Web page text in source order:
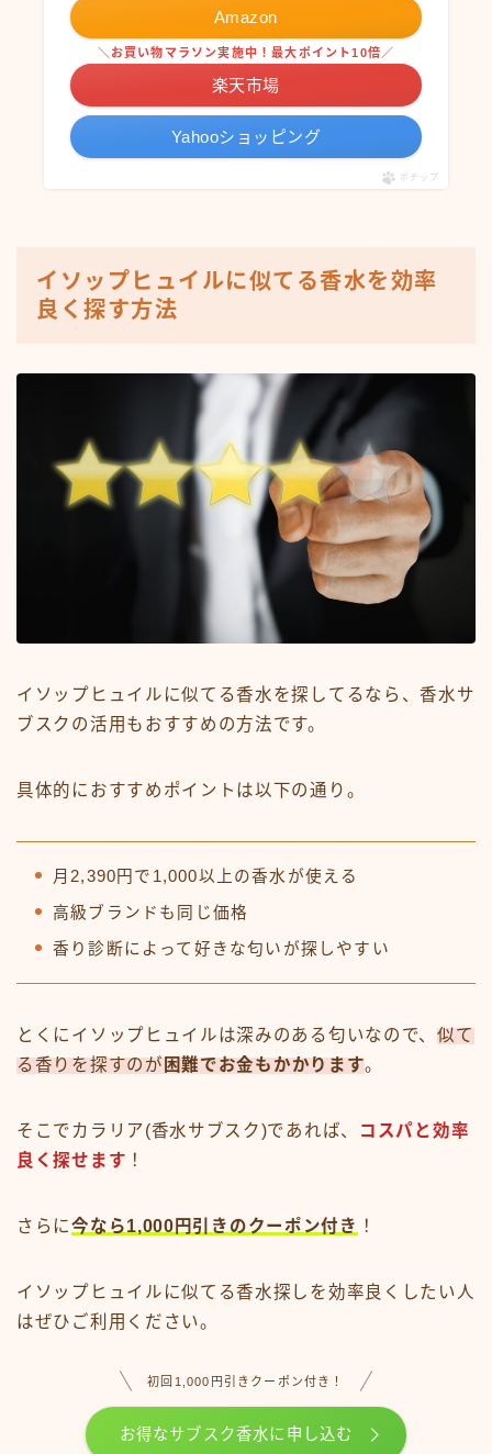
Amazon
＼お買い物マラソン実施中！最大ポイント10倍／
楽天市場
Yahooショッピング
ポチップ
イソップヒュイルに似てる香水を効率
良く探す方法
イソップヒュイルに似てる香水を探してるなら、香水サ
ブスクの活用もおすすめの方法です。
具体的におすすめポイントは以下の通り。
月2,390円で1,000以上の香水が使える
高級ブランドも同じ価格
香り診断によって好きな匂いが探しやすい
とくにイソップヒュイルは深みのある匂いなので、似て
る香りを探すのが 困難でお金もかかります。
そこでカラリア(香水サブスク)であれば、
コスパと効率
良く探せます ！
さらに今なら1,000円引きのクーポン付き ！
イソップヒュイルに似てる香水探しを効率良くしたい人
はぜひご利用ください。
初回1,000円引きクーポン付き！
お得なサブスク香水に申し込む